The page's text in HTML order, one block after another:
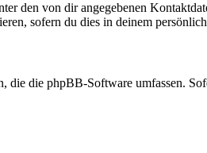
den von dir angegebenen
sofern du dies in deinem
die die phpBB-Software umfassen.